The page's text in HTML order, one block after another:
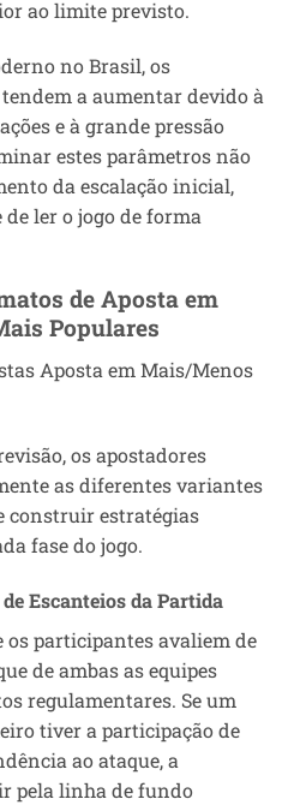
ao limite previsto.
no Brasil, os
a aumentar devido à
e à grande pressão
estes parâmetros não
da escalação inicial,
ler o jogo de forma
de Aposta em
Populares
Aposta em Mais/Menos
os apostadores
as diferentes variantes
construir estratégias
fase do jogo.
Escanteios da Partida
os participantes avaliem de
de ambas as equipes
regulamentares. Se um
tiver a participação de
ao ataque, a
pela linha de fundo